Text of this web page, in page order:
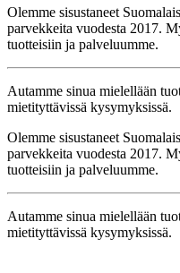
Olemme sisustaneet
parvekkeita vuodesta 2017.
tuotteisiin ja palveluumme.
Autamme sinua mielellään
mietityttävissä kysymyksissä.
Olemme sisustaneet
parvekkeita vuodesta 2017.
tuotteisiin ja palveluumme.
Autamme sinua mielellään
mietityttävissä kysymyksissä.